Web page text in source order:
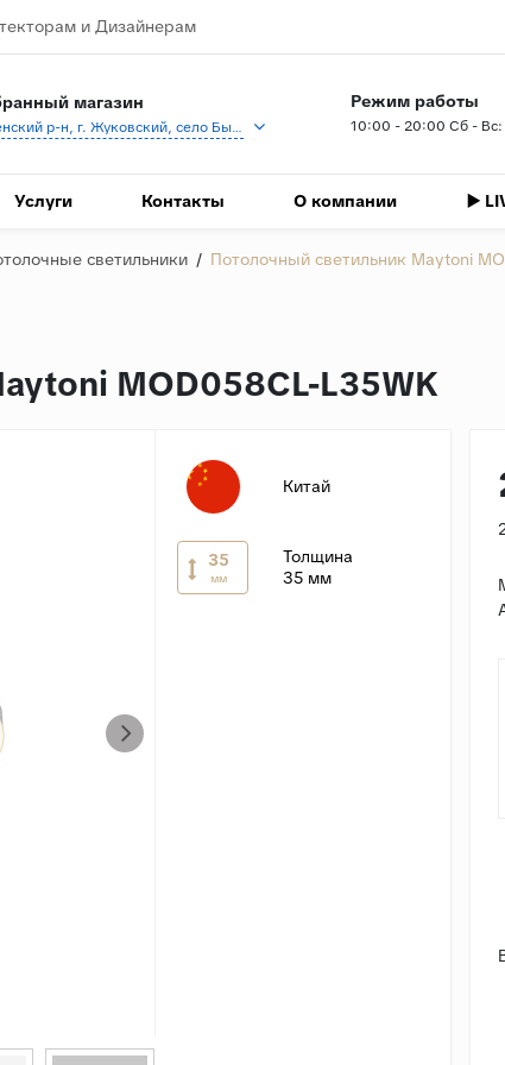
и Дизайнерам
магазин
Раменский р-н, г. Жуковский, село Быково, кп Спартак, Береговая ул., 1
Режим работы
10:00 - 20:00 Сб -
Услуги Контакты О компании ▶️
светильники / Потолочный светильник Maytoni
MOD058CL-L35WK
Китай
35
мм
Толщина
35 мм